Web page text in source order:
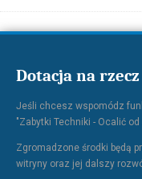
Dotacja na
Jeśli chcesz wspomódz
"Zabytki Techniki - Ocalić
Zgromadzone środki będą
witryny oraz jej dalszy